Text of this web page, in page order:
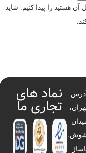
هستید را پیدا کنیم. شاید
آدرس:
نماد های
تجاری ما